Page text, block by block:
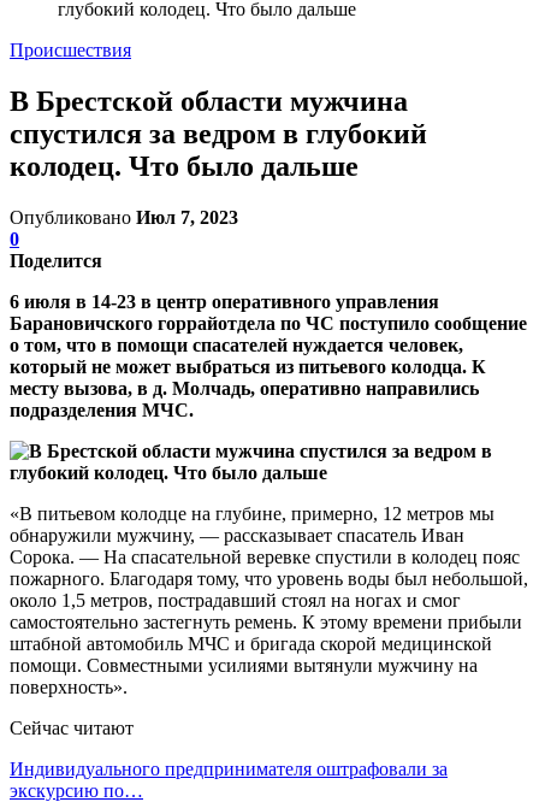
глубокий колодец. Что было дальше
Происшествия
В Брестской области мужчина
спустился за ведром в глубокий
колодец. Что было дальше
Опубликовано Июл 7, 2023
0
Поделится
6 июля в 14-23 в центр оперативного управления
Барановичского горрайотдела по ЧС поступило сообщение
о том, что в помощи спасателей нуждается человек,
который не может выбраться из питьевого колодца. К
месту вызова, в д. Молчадь, оперативно направились
подразделения МЧС.
«В питьевом колодце на глубине, примерно, 12 метров мы
обнаружили мужчину, — рассказывает спасатель Иван
Сорока. — На спасательной веревке спустили в колодец пояс
пожарного. Благодаря тому, что уровень воды был небольшой,
около 1,5 метров, пострадавший стоял на ногах и смог
самостоятельно застегнуть ремень. К этому времени прибыли
штабной автомобиль МЧС и бригада скорой медицинской
помощи. Совместными усилиями вытянули мужчину на
поверхность».
Сейчас читают
Индивидуального предпринимателя оштрафовали за
экскурсию по…